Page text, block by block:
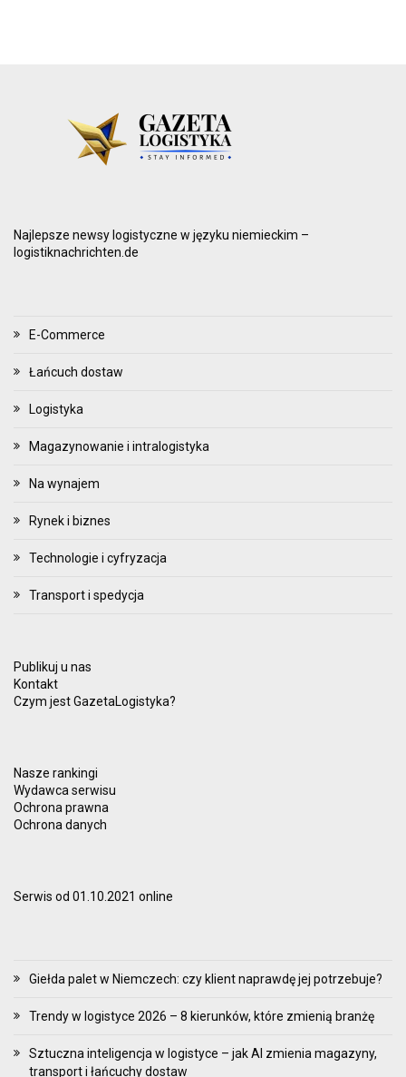
Najlepsze newsy logistyczne w języku niemieckim –
logistiknachrichten.de
E-Commerce
Łańcuch dostaw
Logistyka
Magazynowanie i intralogistyka
Na wynajem
Rynek i biznes
Technologie i cyfryzacja
Transport i spedycja
Publikuj u nas
Kontakt
Czym jest GazetaLogistyka?
Nasze rankingi
Wydawca serwisu
Ochrona prawna
Ochrona danych
Serwis od 01.10.2021 online
Giełda palet w Niemczech: czy klient naprawdę jej potrzebuje?
Trendy w logistyce 2026 – 8 kierunków, które zmienią branżę
Sztuczna inteligencja w logistyce – jak AI zmienia magazyny,
transport i łańcuchy dostaw